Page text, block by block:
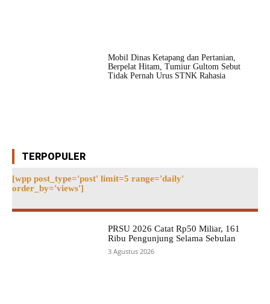
Mobil Dinas Ketapang dan Pertanian,
Berpelat Hitam, Tumiur Gultom Sebut
Tidak Pernah Urus STNK Rahasia
TERPOPULER
[wpp post_type='post' limit=5 range='daily'
order_by='views']
PRSU 2026 Catat Rp50 Miliar, 161
Ribu Pengunjung Selama Sebulan
3 Agustus 2026